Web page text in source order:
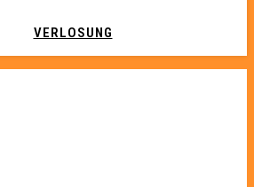
VERLOSUNG